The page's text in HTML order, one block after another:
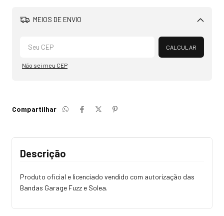
MEIOS DE ENVIO
Alterar CEP
CALCULAR
Não sei meu CEP
Compartilhar
Descrição
Produto oficial e licenciado vendido com autorização das
Bandas Garage Fuzz e Solea.